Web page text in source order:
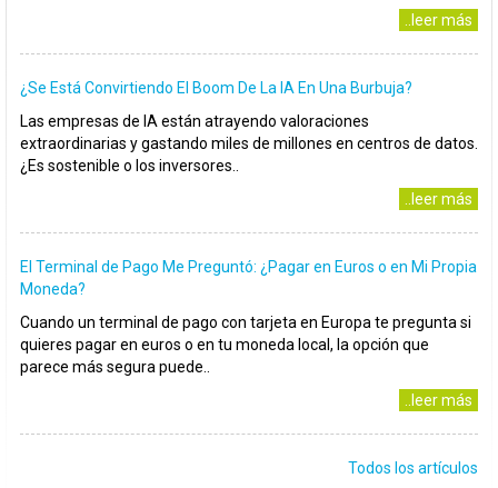
..leer más
¿Se Está Convirtiendo El Boom De La IA En Una Burbuja?
Las empresas de IA están atrayendo valoraciones
extraordinarias y gastando miles de millones en centros de datos.
¿Es sostenible o los inversores..
..leer más
El Terminal de Pago Me Preguntó: ¿Pagar en Euros o en Mi Propia
Moneda?
Cuando un terminal de pago con tarjeta en Europa te pregunta si
quieres pagar en euros o en tu moneda local, la opción que
parece más segura puede..
..leer más
Todos los artículos